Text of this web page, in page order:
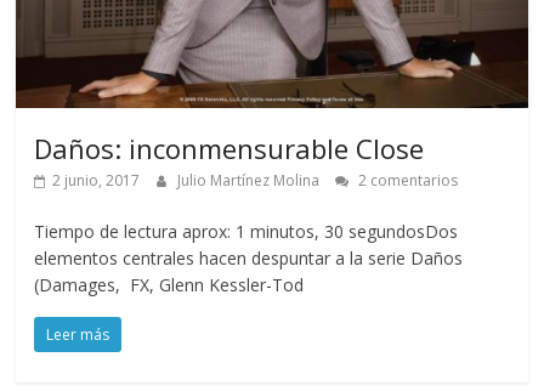
Daños: inconmensurable Close
2 junio, 2017 Julio Martínez Molina 2 comentarios
Tiempo de lectura aprox: 1 minutos, 30 segundosDos
elementos centrales hacen despuntar a la serie Daños
(Damages, FX, Glenn Kessler-Tod
Leer más